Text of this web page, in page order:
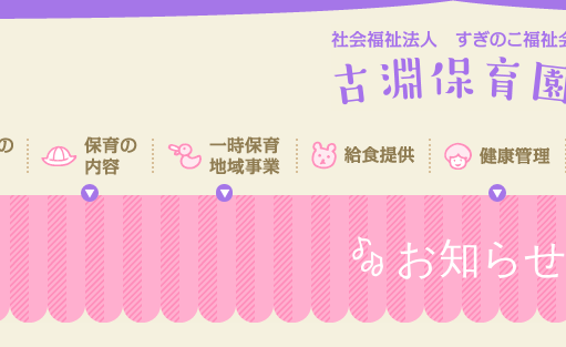
お知らせ